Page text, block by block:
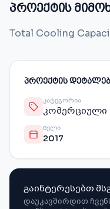
პროექტის
Total Cooling
ᲞᲠᲝᲔᲥᲢᲘᲡ
ᲙᲐᲢᲔᲒᲝᲠᲘᲐ
კომერციული
ᲬᲔᲚᲘ
2017
გაინტერესებთ
დაუკავშირდით